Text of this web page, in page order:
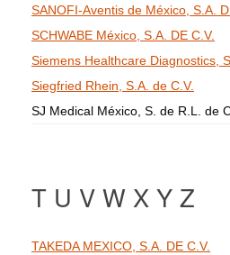
SANOFI-Aventis de México, S.A.
SCHWABE México, S.A. DE C.V.
Siemens Healthcare Diagnostics,
Siegfried Rhein, S.A. de C.V.
SJ Medical México, S. de R.L. de
T U V W X Y Z
TAKEDA MEXICO, S.A. DE C.V.